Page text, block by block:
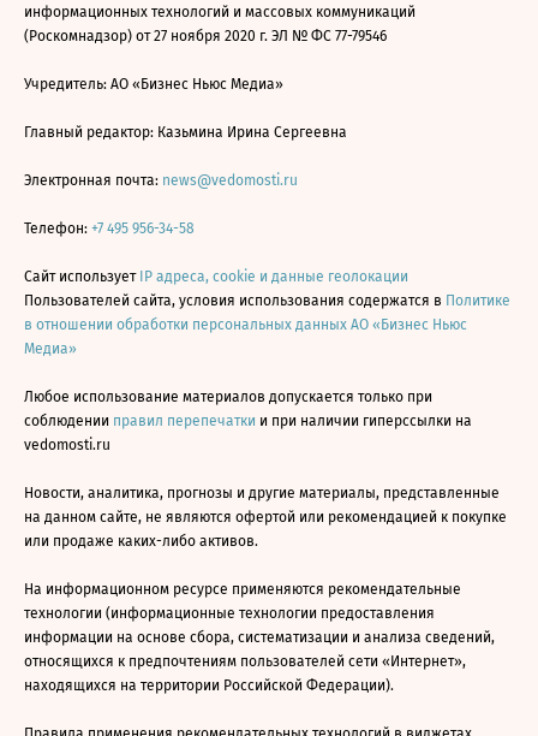
информационных технологий и массовых коммуникаций
(Роскомнадзор) от 27 ноября 2020 г. ЭЛ № ФС 77-79546
Учредитель: АО «Бизнес Ньюс Медиа»
Главный редактор: Казьмина Ирина Сергеевна
Электронная почта: news@vedomosti.ru
Телефон: +7 495 956-34-58
Сайт использует IP адреса, cookie и данные геолокации
Пользователей сайта, условия использования содержатся в Политике
в отношении обработки персональных данных АО «Бизнес Ньюс
Медиа»
Любое использование материалов допускается только при
соблюдении правил перепечатки и при наличии гиперссылки на
vedomosti.ru
Новости, аналитика, прогнозы и другие материалы, представленные
на данном сайте, не являются офертой или рекомендацией к покупке
или продаже каких-либо активов.
На информационном ресурсе применяются рекомендательные
технологии (информационные технологии предоставления
информации на основе сбора, систематизации и анализа сведений,
относящихся к предпочтениям пользователей сети «Интернет»,
находящихся на территории Российской Федерации).